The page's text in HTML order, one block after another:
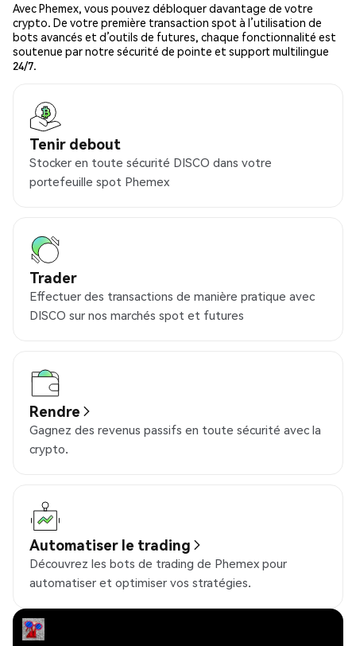
Avec Phemex, vous pouvez débloquer davantage de votre
crypto. De votre première transaction spot à l’utilisation de
bots avancés et d’outils de futures, chaque fonctionnalité est
soutenue par notre sécurité de pointe et support multilingue
24/7.
Tenir debout
Stocker en toute sécurité DISCO dans votre
portefeuille spot Phemex
Trader
Effectuer des transactions de manière pratique avec
DISCO sur nos marchés spot et futures
Rendre
Gagnez des revenus passifs en toute sécurité avec la
crypto.
Automatiser le trading
Découvrez les bots de trading de Phemex pour
automatiser et optimiser vos stratégies.